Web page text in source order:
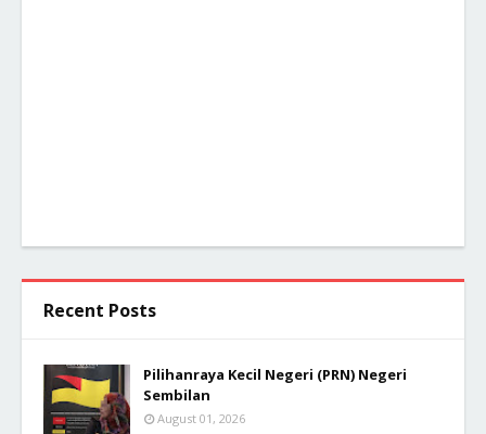
Recent Posts
Pilihanraya Kecil Negeri (PRN) Negeri
Sembilan
August 01, 2026